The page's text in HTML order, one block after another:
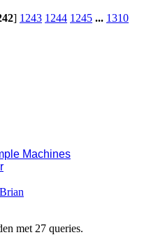
] 1243 1244 1245 ... 1310
Machines
Brian
met 27 queries.